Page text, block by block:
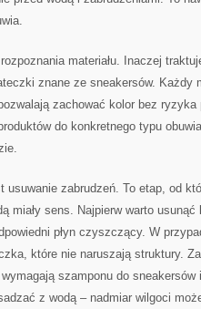
materiału. Inaczej
znane ze sneakersów. Każdy
zachować kolor bez
do konkretnego typu
usuwanie zabrudzeń. To etap, od
miały sens. Najpierw warto
płyn czyszczący. W
które nie naruszają struktury.
szamponu do
z wodą – nadmiar wilgoci